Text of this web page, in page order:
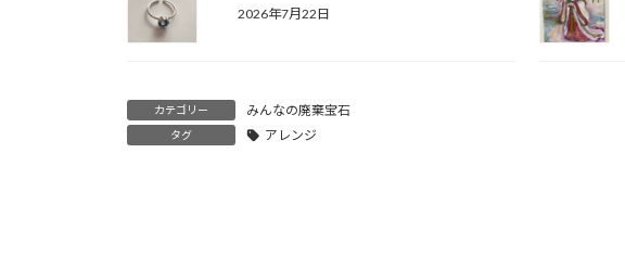
2026年7月22日
カテゴリー みんなの廃棄宝石
タグ アレンジ